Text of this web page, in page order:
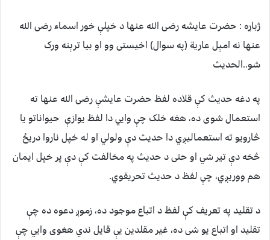
ژباړه : حضرت عايشه رضى الله عنها د خپلې خور اسماء رضى الله
عنها نه امېل عارية (په سوال) اخيستی وو او بيا ترېنه ورک
شو..الحديث
په دغه حديث کې قلاده لفظ حضرت عايشې رضى الله عنها ته
استعمال شوى ده، هغه خلک چې وایي دا لفظ یوازې حيواناتو یا
څارویو ته استعماليږي دا حديث دې ولولي او له خپل ناروا دریځ
څخه دې تیر شي او حتی د حدیث په مخالفت کې دې پر خپل ایمان
هم ووریږي، چې لفظ د حدیث تحریفوي.
د تقلید په تعریف کې لفظ د اتباع موجود ده، زموږ دعوه ده چې
تقلید او اتباع یو شی ده، غیر مقلدین یې قایل ندي هغوی وايي چې